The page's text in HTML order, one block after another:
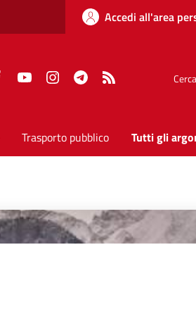
Accedi all'area
FaceboookYoutubeInstagramTelegram Cerca
Trasporto pubblico Tutti gli